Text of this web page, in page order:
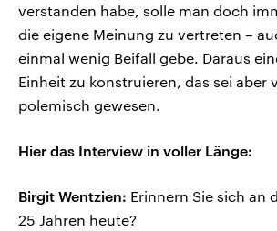
verstanden habe, solle man doch
die eigene Meinung zu vertreten –
einmal wenig Beifall gebe. Daraus
Einheit zu konstruieren, das sei aber
polemisch gewesen.
Hier das Interview in voller Länge:
Birgit Wentzien: Erinnern Sie sich an
25 Jahren heute?